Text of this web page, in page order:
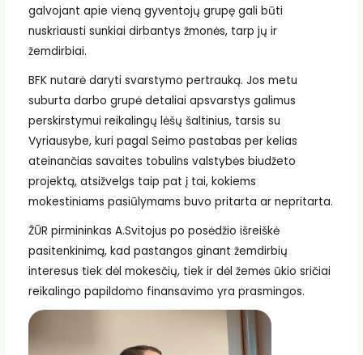
galvojant apie vieną gyventojų grupę gali būti
nuskriausti sunkiai dirbantys žmonės, tarp jų ir
žemdirbiai.
BFK nutarė daryti svarstymo pertrauką. Jos metu
suburta darbo grupė detaliai apsvarstys galimus
perskirstymui reikalingų lėšų šaltinius, tarsis su
Vyriausybe, kuri pagal Seimo pastabas per kelias
ateinančias savaites tobulins valstybės biudžeto
projektą, atsižvelgs taip pat į tai, kokiems
mokestiniams pasiūlymams buvo pritarta ar nepritarta.
ŽŪR pirmininkas A.Svitojus po posėdžio išreiškė
pasitenkinimą, kad pastangos ginant žemdirbių
interesus tiek dėl mokesčių, tiek ir dėl žemės ūkio sričiai
reikalingo papildomo finansavimo yra prasmingos.